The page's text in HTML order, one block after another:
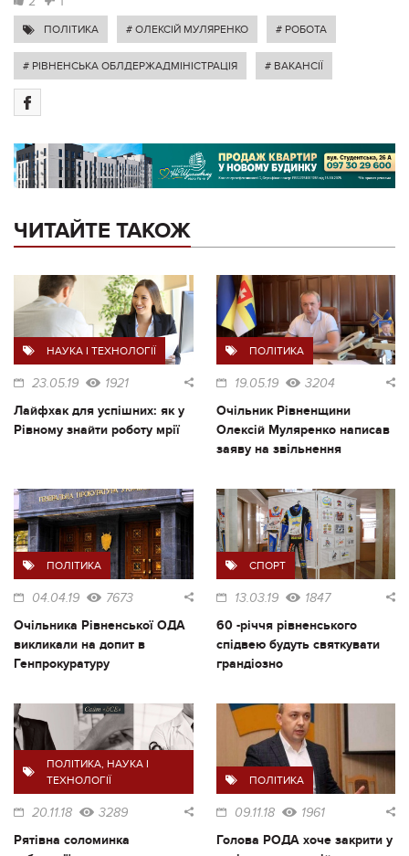
ПОЛІТИКА # ОЛЕКСІЙ МУЛЯРЕНКО # РОБОТА
# РІВНЕНСЬКА ОБЛДЕРЖАДМІНІСТРАЦІЯ # ВАКАНСІЇ
ЧИТАЙТЕ ТАКОЖ
НАУКА І ТЕХНОЛОГІЇ
23.05.19 1921
Лайфхак для успішних: як у
Рівному знайти роботу мрії
ПОЛІТИКА
19.05.19 3204
Очільник Рівненщини
Олексій Муляренко написав
заяву на звільнення
ПОЛІТИКА
04.04.19 7673
Очільника Рівненської ОДА
викликали на допит в
Генпрокуратуру
СПОРТ
13.03.19 1847
60 -річчя рівненського
спідвею будуть святкувати
грандіозно
ПОЛІТИКА, НАУКА І
ТЕХНОЛОГІЇ
20.11.18 3289
Рятівна соломинка
ПОЛІТИКА
09.11.18 1961
Голова РОДА хоче закрити у